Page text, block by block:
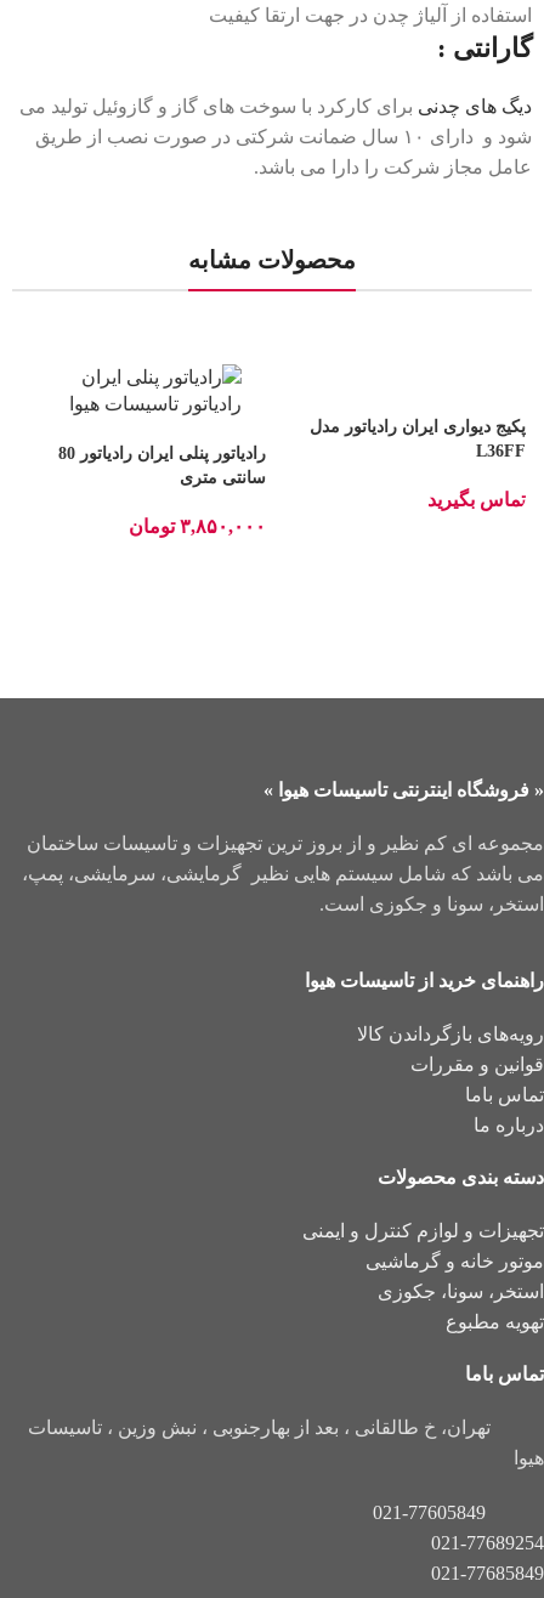
استفاده از آلیاژ چدن در جهت ارتقا کیفیت
گارانتی :
دیگ های چدنی برای کارکرد با سوخت های گاز و گازوئیل تولید می
شود و دارای ۱۰ سال ضمانت شرکتی در صورت نصب از طریق
عامل مجاز شرکت را دارا می باشد.
محصولات مشابه
پکیج دیواری ایران رادیاتور مدل
L36FF
تماس بگیرید
رادیاتور پنلی ایران رادیاتور 80
سانتی متری
۳,۸۵۰,۰۰۰ تومان
« فروشگاه اینترنتی تاسیسات هیوا »
مجموعه ای کم نظیر و از بروز ترین تجهیزات و تاسیسات ساختمان
می باشد که شامل سیستم هایی نظیر گرمایشی، سرمایشی، پمپ،
استخر، سونا و جکوزی است.
راهنمای خرید از تاسیسات هیوا
رویه‌های بازگرداندن کالا
قوانین و مقررات
تماس باما
درباره ما
دسته بندی محصولات
تجهیزات و لوازم کنترل و ایمنی
موتور خانه و گرماشیی
استخر، سونا، جکوزی
تهویه مطبوع
تماس باما
تهران، خ طالقانی ، بعد از بهارجنوبی ، نبش وزین ، تاسیسات
هیوا
021-77605849
021-77689254
021-77685849